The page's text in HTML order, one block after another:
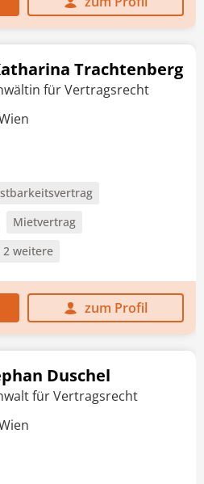
Trachtenberg
für Vertragsrecht
Mietvertrag
2 weitere
zum Profil
Duschel
für Vertragsrecht